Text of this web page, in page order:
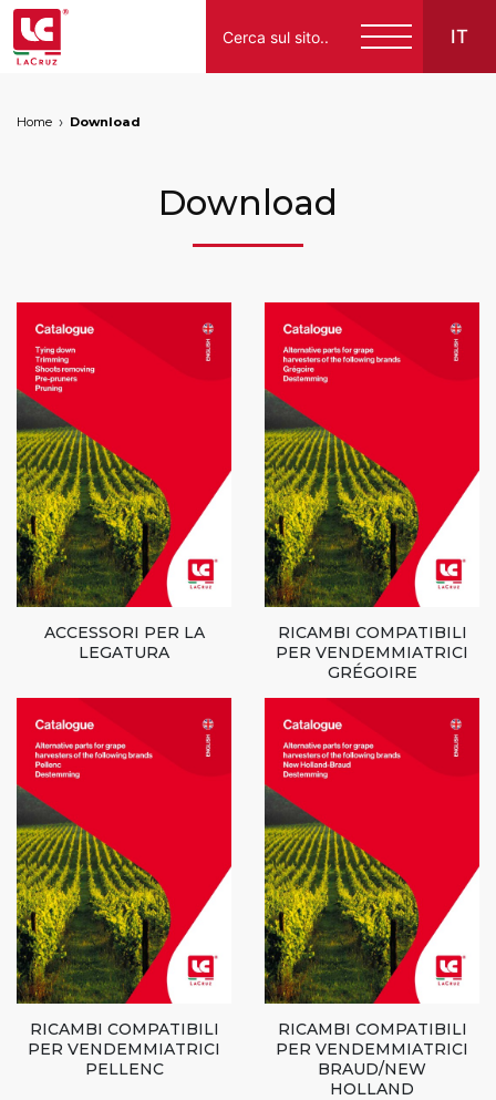
IT
Home Download
Download
ACCESSORI PER LA
LEGATURA
RICAMBI COMPATIBILI
PER VENDEMMIATRICI
GRÉGOIRE
RICAMBI COMPATIBILI
PER VENDEMMIATRICI
PELLENC
RICAMBI COMPATIBILI
PER VENDEMMIATRICI
BRAUD/NEW
HOLLAND